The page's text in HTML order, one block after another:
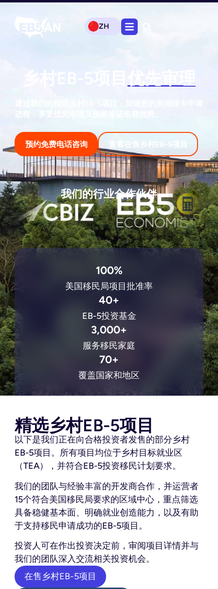
ZH
乡村EB-5项目
进程，享受优先审理及预留签证名额优势。
预约免费电话咨询 查看在售乡村EB-5项目
我们的行业合作伙伴
100%
美国移民局项目批准率
40+
EB-5投资基金
3,000+
服务移民家庭
70+
覆盖国家和地区
精选乡村EB-5项目
以下是我们正在向合格投资者发售的部分乡村
EB-5项目。所有项目均位于乡村目标就业区
（TEA），并符合EB-5投资移民计划要求。
我们的团队与经验丰富的开发商合作，并运营者
15个符合美国移民局要求的区域中心，重点筛选
具备稳健基本面、明确就业创造能力，以及有助
于支持移民申请成功的EB-5项目。
投资人可在作出投资决定前，审阅项目详情并与
我们的团队深入交流相关投资机会。
在售乡村EB-5项目